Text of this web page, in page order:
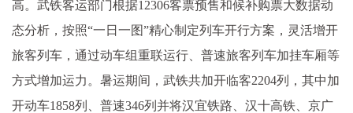
高。武铁客运部门根据12306客票预售和候补购票大数据动
态分析，按照“一日一图”精心制定列车开行方案，灵活增开
旅客列车，通过动车组重联运行、普速旅客列车加挂车厢等
方式增加运力。暑运期间，武铁共加开临客2204列，其中加
开动车1858列、普速346列并将汉宜铁路、汉十高铁、京广